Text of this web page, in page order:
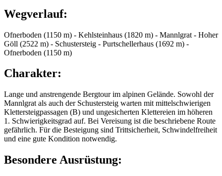
Wegverlauf:
Ofnerboden (1150 m) - Kehlsteinhaus (1820 m) - Mannlgrat - Hoher
Göll (2522 m) - Schustersteig - Purtschellerhaus (1692 m) -
Ofnerboden (1150 m)
Charakter:
Lange und anstrengende Bergtour im alpinen Gelände. Sowohl der
Mannlgrat als auch der Schustersteig warten mit mittelschwierigen
Klettersteigpassagen (B) und ungesicherten Klettereien im höheren
1. Schwierigkeitsgrad auf. Bei Vereisung ist die beschriebene Route
gefährlich. Für die Besteigung sind Trittsicherheit, Schwindelfreiheit
und eine gute Kondition notwendig.
Besondere Ausrüstung: